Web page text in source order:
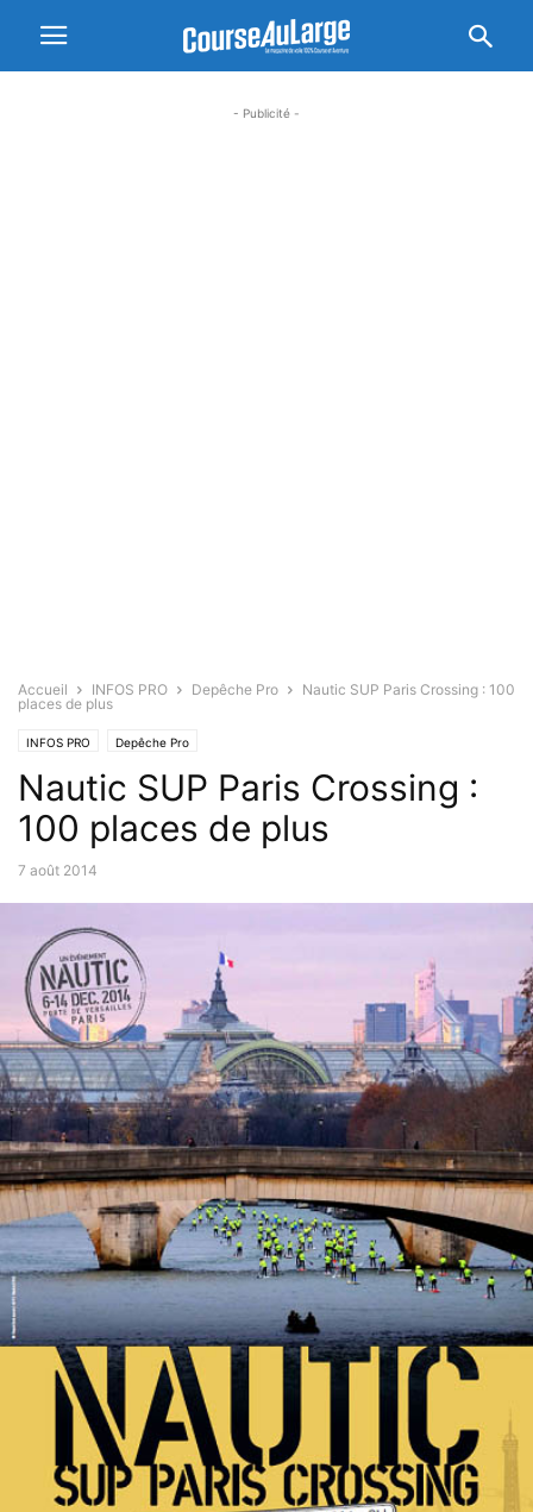
- Publicité -
Accueil INFOS PRO Depêche Pro
Nautic SUP Paris Crossing : 100
places de plus
INFOS PRO Depêche Pro
Nautic SUP Paris Crossing :
100 places de plus
7 août 2014